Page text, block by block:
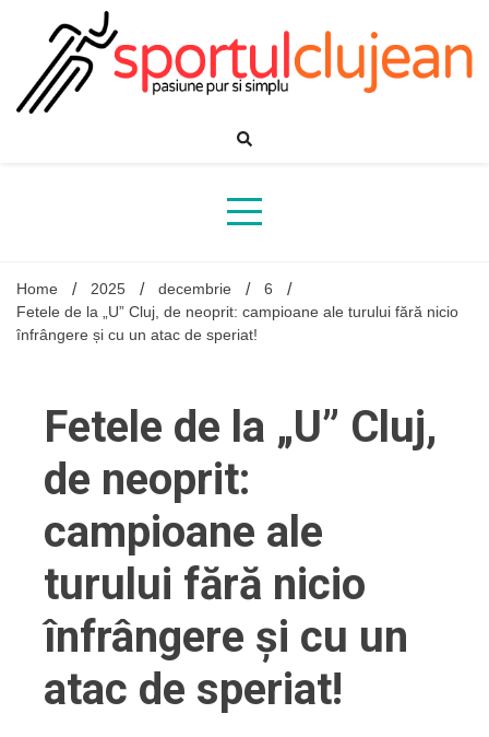
Home 2025 decembrie
6
Fetele de la „U” Cluj, de neoprit: campioane ale turului fără nicio
înfrângere și cu un atac de speriat!
Fetele de la „U” Cluj,
de neoprit:
campioane ale
turului fără nicio
înfrângere și cu un
atac de speriat!